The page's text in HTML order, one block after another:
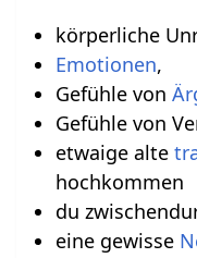
körperliche
Emotionen,
Gefühle von
Gefühle von
etwaige alte
hochkommen
du
eine gewisse